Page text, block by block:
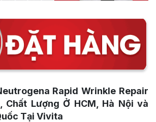
Rapid Wrinkle Repair
Chất Lượng Ở HCM, Hà Nội và
Tại Vivita